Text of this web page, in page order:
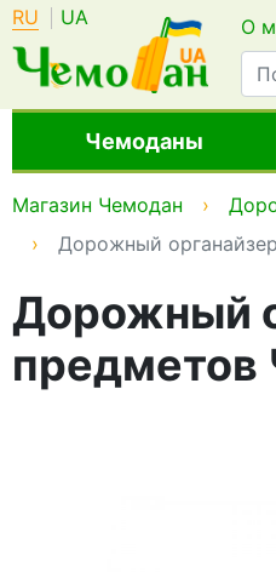
RU UA О
Чемоданы
Магазин Чемодан
Дорожный
Дорожный
предметов